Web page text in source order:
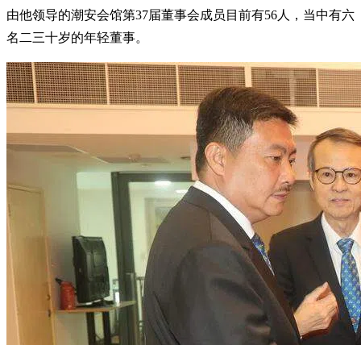
由他领导的潮安会馆第37届董事会成员目前有56人，当中有六
名二三十岁的年轻董事。